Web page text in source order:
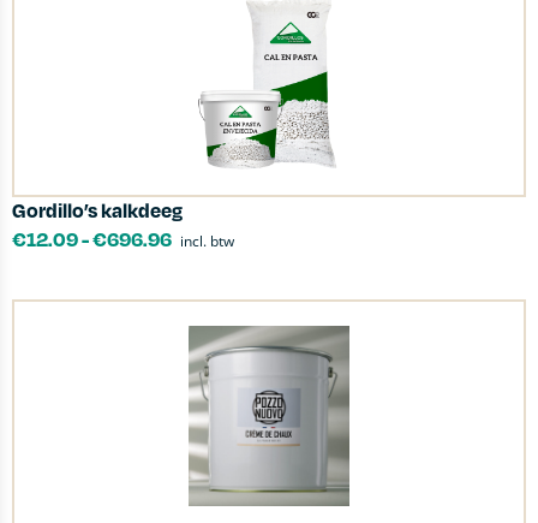
Gordillo’s kalkdeeg
€12.09-€696.96 incl. btw